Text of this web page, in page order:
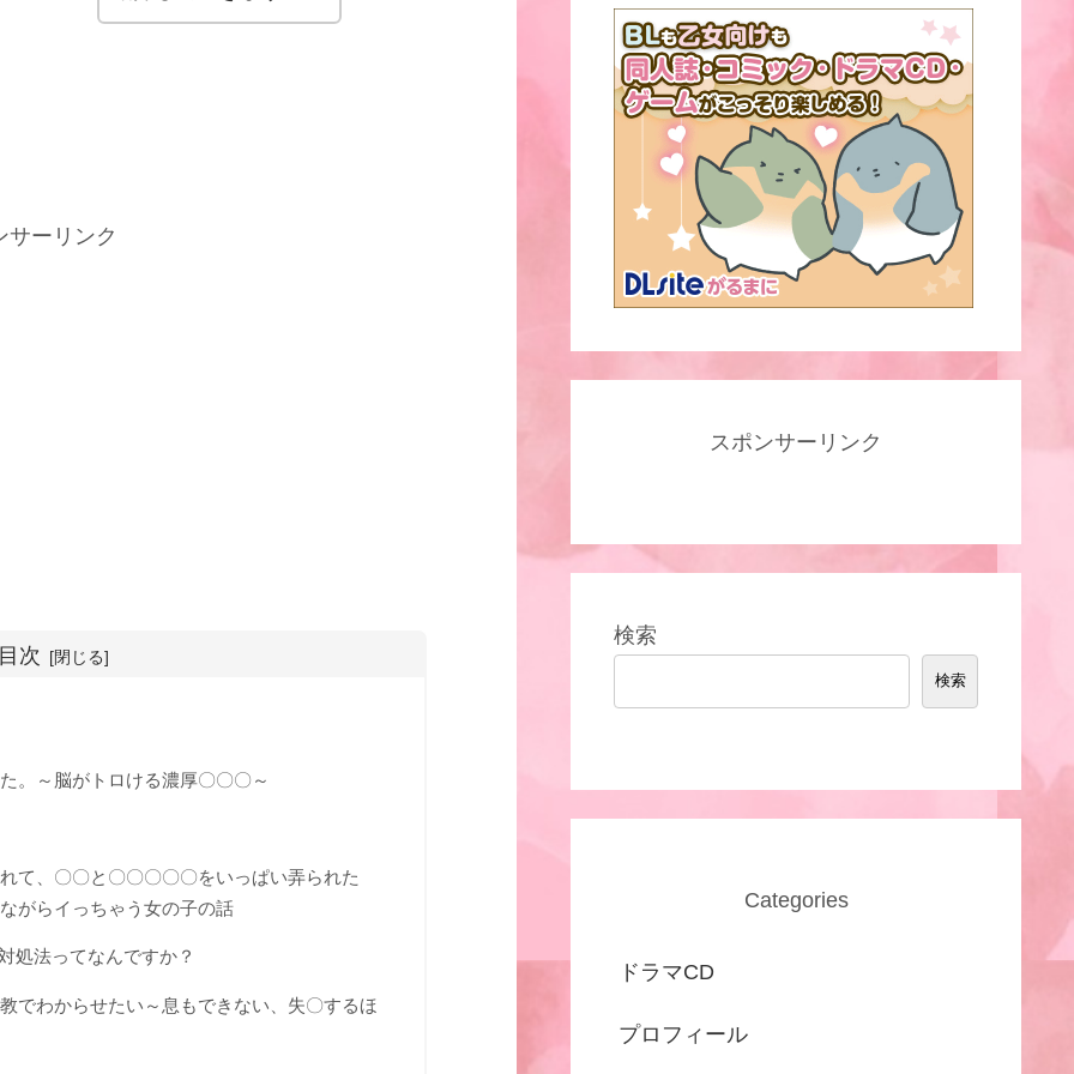
サーリンク
次
。～脳がトロける濃厚〇〇〇～
て、〇〇と〇〇〇〇〇をいっぱい弄られた
がらイっちゃう女の子の話
処法ってなんですか？
でわからせたい～息もできない、失〇するほ
スポンサーリンク
検索
検索
Categories
ドラマCD
プロフィール